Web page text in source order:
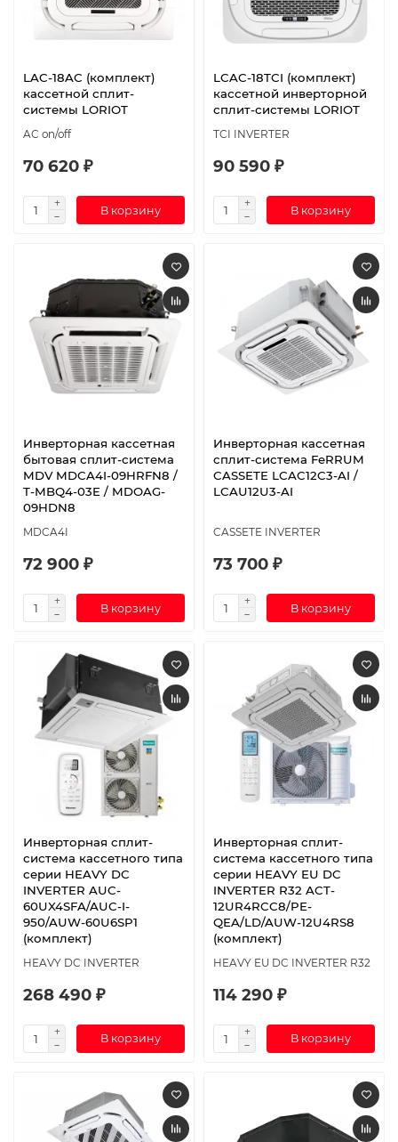
LAC-18AC (комплект)
кассетной сплит-
системы LORIOT
AC on/off
70 620 ₽
В корзину
LCAC-18TCI (комплект)
кассетной инверторной
сплит-системы LORIOT
TCI INVERTER
90 590 ₽
В корзину
Инверторная кассетная
бытовая сплит-система
MDV MDCA4I-09HRFN8 /
T-MBQ4-03E / MDOAG-
09HDN8
MDCA4I
72 900 ₽
В корзину
Инверторная кассетная
сплит-система FeRRUM
CASSETE LCAC12C3-AI /
LCAU12U3-AI
CASSETE INVERTER
73 700 ₽
В корзину
Инверторная сплит-
система кассетного типа
серии HEAVY DC
INVERTER AUC-
60UX4SFA/AUC-I-
950/AUW-60U6SP1
(комплект)
HEAVY DC INVERTER
268 490 ₽
В корзину
Инверторная сплит-
система кассетного типа
серии HEAVY EU DC
INVERTER R32 ACT-
12UR4RCC8/PE-
QEA/LD/AUW-12U4RS8
(комплект)
HEAVY EU DC INVERTER R32
114 290 ₽
В корзину